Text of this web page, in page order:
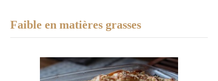
Faible en matières grasses